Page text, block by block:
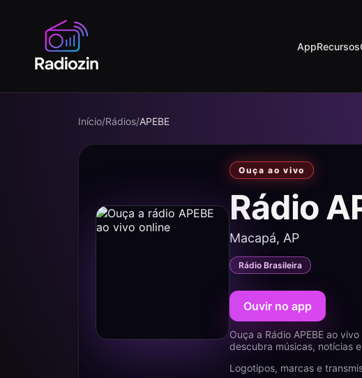
AppRecursos
Início/Rádios/APEBE
Ouça ao vivo
Rádio
Macapá, AP
Rádio Brasileira
Ouvir no app
Ouça a Rádio APEBE ao
descubra músicas, notícias
Logotipos, marcas e